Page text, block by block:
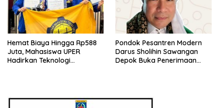
Hemat Biaya Hingga Rp588
Juta, Mahasiswa UPER
Hadirkan Teknologi
Pondok Pesantren Modern
Darus Sholihin Sawangan
Depok Buka Penerimaan